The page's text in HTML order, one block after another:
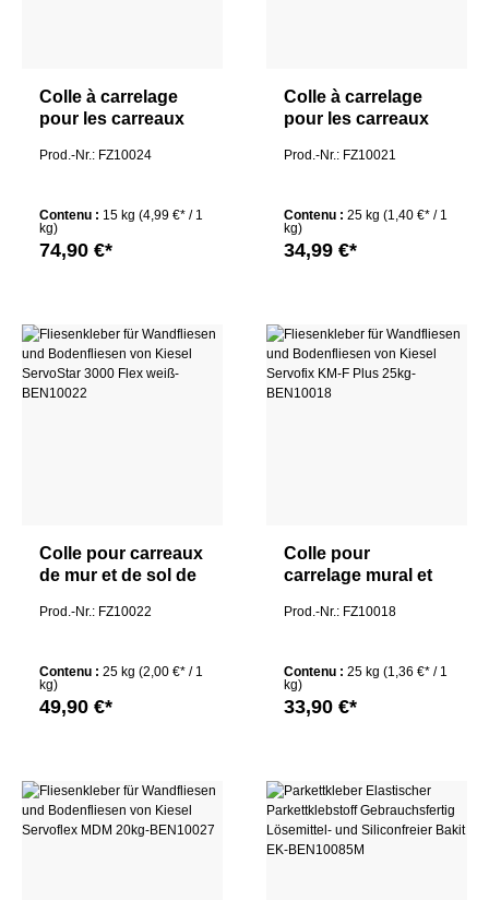
Colle à carrelage
pour les carreaux
Kiesel Servolight
Prod.-Nr.: FZ10024
Contenu : 15 kg (4,99 €* / 1
kg)
74,90 €*
Colle à carrelage
pour les carreaux
Kiesel ServoStar
Prod.-Nr.: FZ10021
Contenu : 25 kg (1,40 €* / 1
kg)
34,99 €*
Colle pour carreaux
de mur et de sol de
3000 Flex blanc
Prod.-Nr.: FZ10022
Contenu : 25 kg (2,00 €* / 1
kg)
49,90 €*
Colle pour
carrelage mural et
Kiesel Servofix KM-
Prod.-Nr.: FZ10018
Contenu : 25 kg (1,36 €* / 1
kg)
33,90 €*